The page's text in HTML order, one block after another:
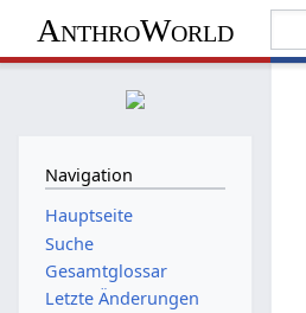
AnthroWorld
Navigation
Hauptseite
Suche
Gesamtglossar
Letzte Änderungen